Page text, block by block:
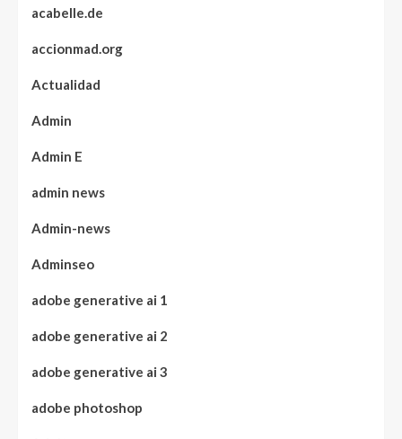
acabelle.de
accionmad.org
Actualidad
Admin
Admin E
admin news
Admin-news
Adminseo
adobe generative ai 1
adobe generative ai 2
adobe generative ai 3
adobe photoshop